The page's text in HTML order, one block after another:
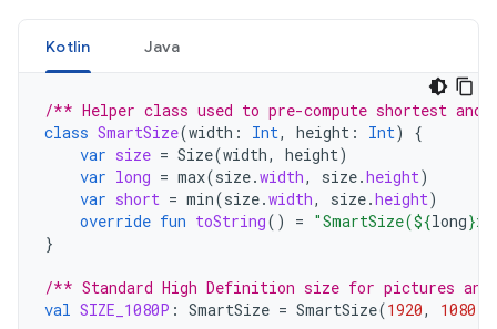
Kotlin Java
/** Helper class used to pre-compute shortest
class SmartSize(width : Int, height : Int)
{
var size = Size(width, height)
var long = max(size.width, size.height)
var short = min(size.width, size.height)
override fun toString() = "SmartSize(${long}x
}
/** Standard High Definition size for pictures
val SIZE_1080P : SmartSize = SmartSize(1920, 1080